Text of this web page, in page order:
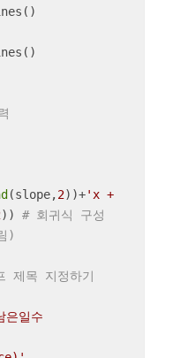
(slope,2))+'x +
)) # 회귀식 구성
)
제목 지정하기
은일수